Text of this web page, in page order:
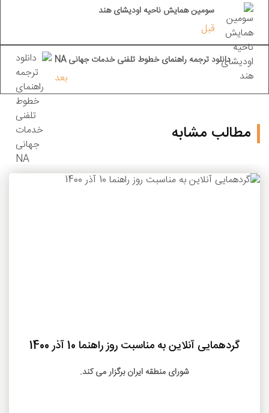
سومین همایش ناحیه اودیشای هند
قبل
دانلود ترجمه راهنمای خطوط تلفنی خدمات جهانی NA
بعد
مطالب مشابه
گردهمایی آنلاین به مناسبت روز راهنما 10 آذر 1400
شورای منطقه ایران برگزار می کند.